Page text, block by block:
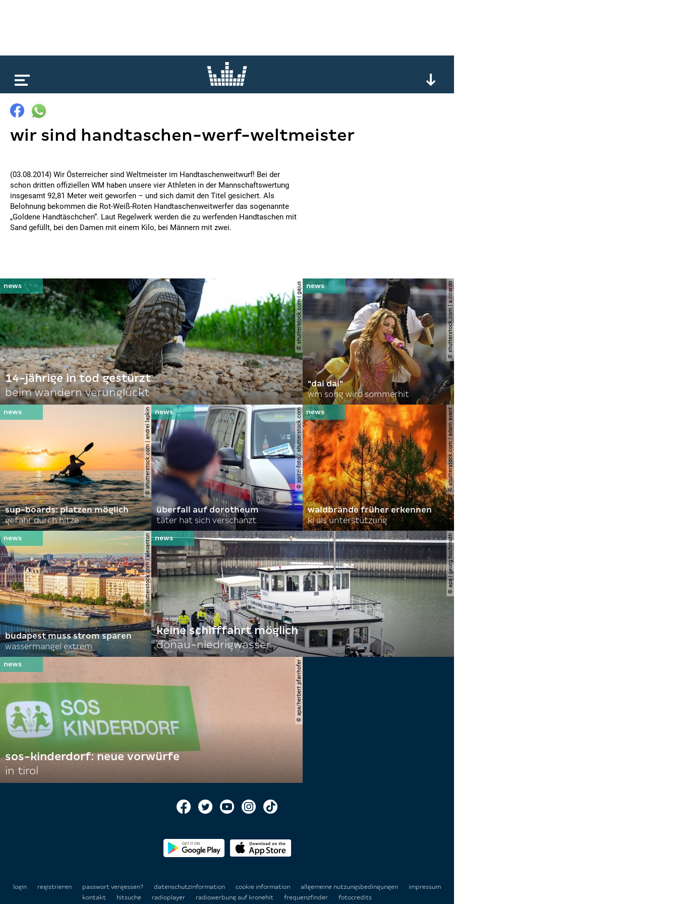
wir sind handtaschen-werf-weltmeister
(03.08.2014) Wir Österreicher sind Weltmeister im Handtaschenweitwurf! Bei der
schon dritten offiziellen WM haben unsere vier Athleten in der Mannschaftswertung
insgesamt 92,81 Meter weit geworfen – und sich damit den Titel gesichert. Als
Belohnung bekommen die Rot-Weiß-Roten Handtaschenweitwerfer das sogenannte
„Goldene Handtäschchen“. Laut Regelwerk werden die zu werfenden Handtaschen mit
Sand gefüllt, bei den Damen mit einem Kilo, bei Männern mit zwei.
© shutterstock.com | gajus
14-jährige in tod gestürzt
beim wandern verunglückt
© shutterstock.com | a.ricardo
"dai dai"
wm song wird sommerhit
© shutterstock.com | andrei lapkin
sup-boards: platzen möglich
gefahr durch hitze
© spitzi-foto / shutterstock.com
überfall auf dorotheum
täter hat sich verschanzt
© shutterstock.com | adam avant
waldbrände früher erkennen
ki als unterstützung
© shutterstock.com | alexanton
budapest muss strom sparen
wassermangel extrem
© apa | georg hochmuth
keine schifffahrt möglich
donau-niedrigwasser
© apa/herbert pfarrhofer
sos-kinderdorf: neue vorwürfe
in tirol
login registrieren passwort vergessen? datenschutzinformation cookie information allgemeine nutzungsbedingungen
impressum
kontakt
hitsuche radioplayer radiowerbung auf kronehit frequenzfinder fotocredits